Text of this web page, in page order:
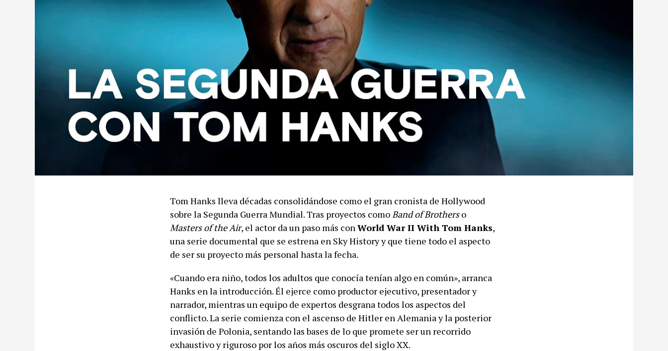
Tom Hanks lleva décadas consolidándose como el gran cronista de Hollywood
sobre la Segunda Guerra Mundial. Tras proyectos comoBand of Brotherso
Masters of the Air, el actor da un paso más conWorld War II With Tom Hanks,
una serie documental que se estrena en Sky History y que tiene todo el aspecto
de ser su proyecto más personal hasta la fecha.
«Cuando era niño, todos los adultos que conocía tenían algo en común», arranca
Hanks en la introducción. Él ejerce como productor ejecutivo, presentador y
narrador, mientras un equipo de expertos desgrana todos los aspectos del
conflicto. La serie comienza con el ascenso de Hitler en Alemania y la posterior
invasión de Polonia, sentando las bases de lo que promete ser un recorrido
exhaustivo y riguroso por los años más oscuros del siglo XX.